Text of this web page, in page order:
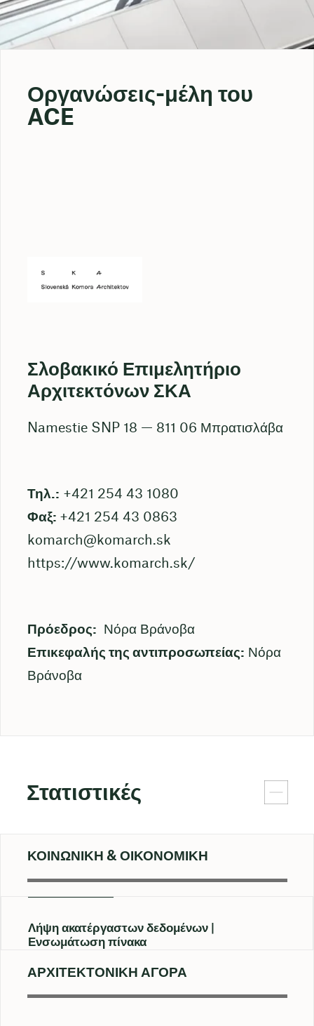
Οργανώσεις-μέλη του
ACE
Σλοβακικό Επιμελητήριο
Αρχιτεκτόνων ΣΚΑ
Namestie SNP 18 — 811 06 Μπρατισλάβα
Τηλ.: +421 254 43 1080
Φαξ: +421 254 43 0863
komarch@komarch.sk
https://www.komarch.sk/
Πρόεδρος: Νόρα Βράνοβα
Επικεφαλής της αντιπροσωπείας: Νόρα
Βράνοβα
Στατιστικές
ΚΟΙΝΩΝΙΚΗ & ΟΙΚΟΝΟΜΙΚΗ
Λήψη ακατέργαστων δεδομένων
Ενσωμάτωση πίνακα
ΑΡΧΙΤΕΚΤΟΝΙΚΗ ΑΓΟΡΑ